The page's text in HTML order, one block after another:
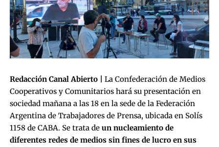
Redacción Canal Abierto |
La Confederación de Medios
Cooperativos y Comunitarios hará su presentación en
sociedad mañana a las 18 en la sede de la Federación
Argentina de Trabajadores de Prensa, ubicada en Solís
1158 de CABA. Se trata de un nucleamiento de
diferentes redes de medios sin fines de lucro en sus